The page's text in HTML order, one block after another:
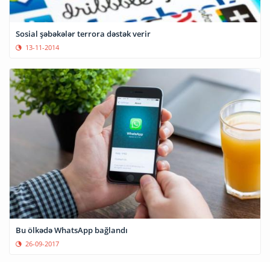
Sosial şəbəkələr terrora dəstək verir
13-11-2014
Bu ölkədə WhatsApp bağlandı
26-09-2017